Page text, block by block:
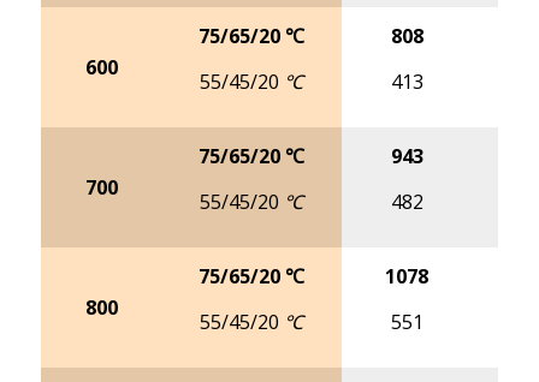
600
75/65/20 ℃
55/45/20 ℃
808
413
700
75/65/20 ℃
55/45/20 ℃
943
482
800
75/65/20 ℃
55/45/20 ℃
1078
551